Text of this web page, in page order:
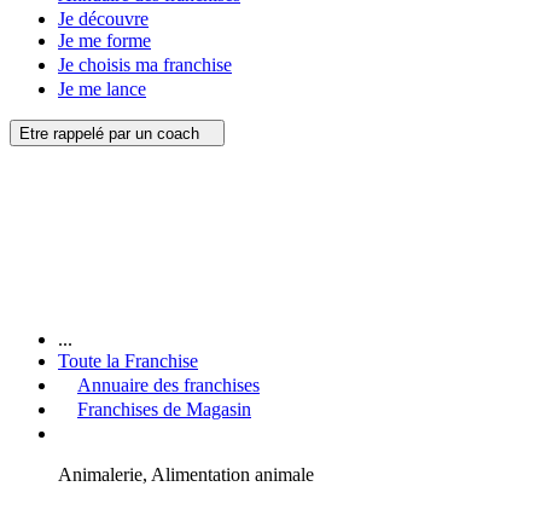
Je découvre
Je me forme
Je choisis ma franchise
Je me lance
Etre rappelé par un coach
...
Toute la Franchise
Annuaire des franchises
Franchises de Magasin
Animalerie, Alimentation animale